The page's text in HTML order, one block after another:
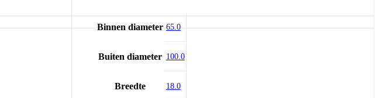
Binnen diameter 65.0
Buiten diameter 100.0
Breedte 18.0